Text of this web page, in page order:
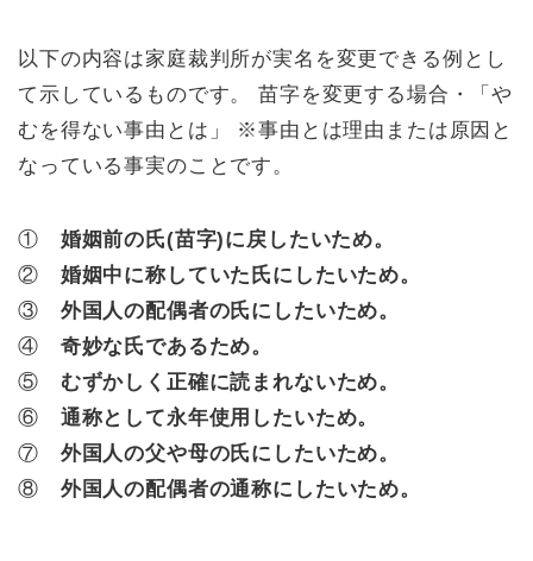
以下の内容は家庭裁判所が実名を変更できる例とし
て示しているものです。 苗字を変更する場合・「や
むを得ない事由とは」 ※事由とは理由または原因と
なっている事実のことです。
① 婚姻前の氏(苗字)に戻したいため。
② 婚姻中に称していた氏にしたいため。
③ 外国人の配偶者の氏にしたいため。
④ 奇妙な氏であるため。
⑤ むずかしく正確に読まれないため。
⑥ 通称として永年使用したいため。
⑦ 外国人の父や母の氏にしたいため。
⑧ 外国人の配偶者の通称にしたいため。